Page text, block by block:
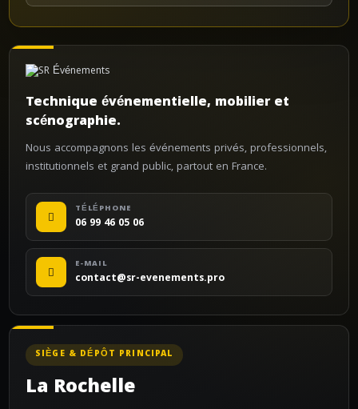
Technique événementielle, mobilier et
scénographie.
Nous accompagnons les événements privés, professionnels,
institutionnels et grand public, partout en France.
TÉLÉPHONE
06 99 46 05 06
E-MAIL
contact@sr-evenements.pro
SIÈGE & DÉPÔT PRINCIPAL
La Rochelle